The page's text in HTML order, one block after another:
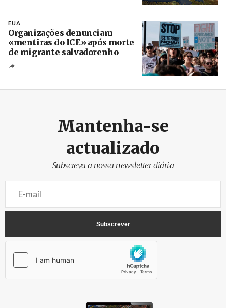
EUA
Organizações denunciam
«mentiras do ICE» após morte
de migrante salvadorenho
Mantenha-se
actualizado
Subscreva a nossa newsletter diária